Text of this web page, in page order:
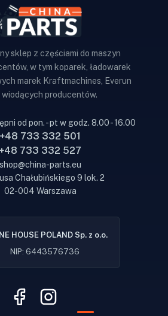
sklep z częściami do maszyn
w tym koparek, ładowarek
marek Kraftmachines, Everun
wiodących producentów.
od pon. - pt w godz. 8.00 - 16.00
+48 733 332 501
+48 733 332 527
shop@china-parts.eu
Chałubińskiego 9 lok. 2
02-004 Warszawa
HOUSE POLAND Sp. z o.o.
NIP: 6443576736